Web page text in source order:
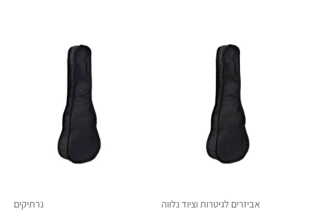
אביזרים לגיטרות וציוד נלווה נרתיקים